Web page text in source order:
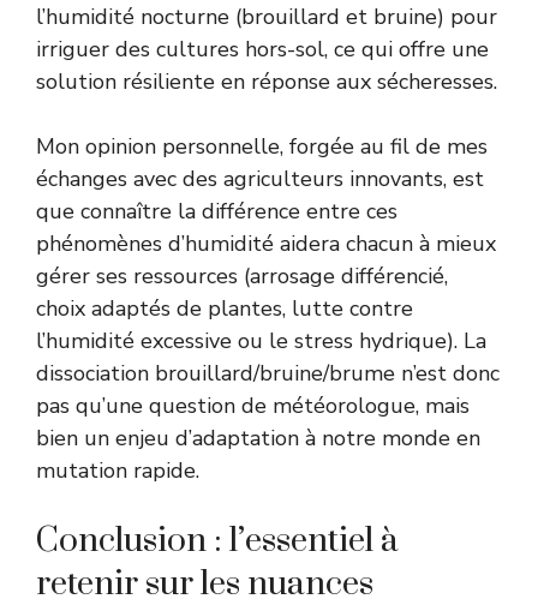
l’humidité nocturne (brouillard et bruine) pour
irriguer des cultures hors-sol, ce qui offre une
solution résiliente en réponse aux sécheresses.
Mon opinion personnelle, forgée au fil de mes
échanges avec des agriculteurs innovants, est
que connaître la différence entre ces
phénomènes d’humidité aidera chacun à mieux
gérer ses ressources (arrosage différencié,
choix adaptés de plantes, lutte contre
l’humidité excessive ou le stress hydrique). La
dissociation brouillard/bruine/brume n’est donc
pas qu’une question de météorologue, mais
bien un enjeu d’adaptation à notre monde en
mutation rapide.
Conclusion : l’essentiel à
retenir sur les nuances